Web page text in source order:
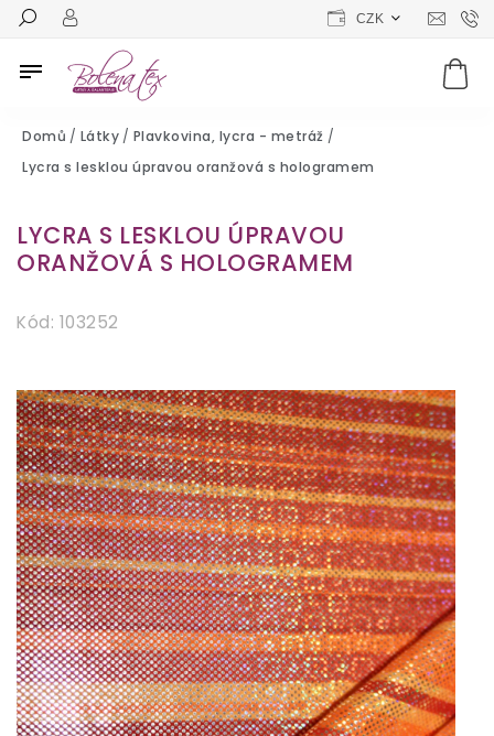
CZK
Domů / Látky / Plavkovina, lycra - metráž /
Lycra s lesklou úpravou oranžová s hologramem
LYCRA S LESKLOU ÚPRAVOU
ORANŽOVÁ S HOLOGRAMEM
Kód: 103252